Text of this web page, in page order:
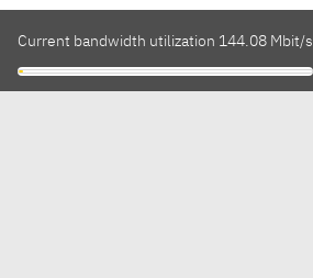
Current bandwidth utilization 144.08 Mbit/s